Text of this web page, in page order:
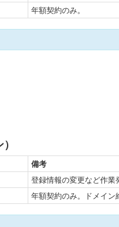
年額契約のみ。
備考
登録情報の変更など作業
年額契約のみ。ドメイン